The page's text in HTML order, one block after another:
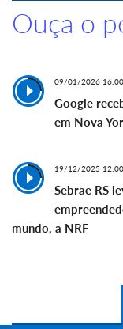
Ouça o
09/01/2026 16:00
Google
em Nova
19/12/2025 12:00
Sebrae RS
mundo, a NRF